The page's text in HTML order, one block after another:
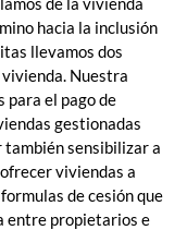
hacia la inclusión
llevamos dos
Nuestra
para el pago de
gestionadas
también sensibilizar a
viviendas a
de cesión que
entre propietarios e